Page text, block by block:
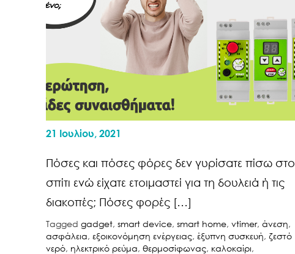
21 Ιουλίου, 2021
Πόσες και πόσες φόρες δεν γυρίσατε πίσω στο
σπίτι ενώ είχατε ετοιμαστεί για τη δουλειά ή τις
διακοπές; Πόσες φορές […]
Tagged gadget, smart device, smart home, vtimer, άνεση,
ασφάλεια, εξοικονόμηση ενέργειας, έξυπνη συσκευή, ζεστό
νερό, ηλεκτρικό ρεύμα, θερμοσίφωνας, καλοκαίρι,